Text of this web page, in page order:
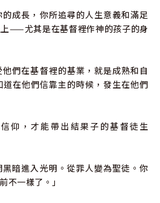
的成長，你所追尋的人生意義和滿足
——尤其是在基督裡作神的孩子的身
他們在基督裡的基業，就是成熟和自
在他們信靠主的時候，發生在他們
仰，才能帶出結果子的基督徒生
黑暗進入光明。從罪人變為聖徒。你
不一樣了。」